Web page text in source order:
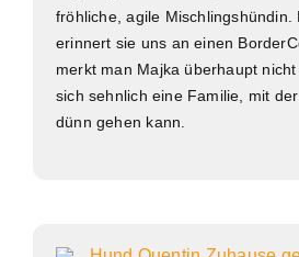
fröhliche, agile Mischlingshündin.
erinnert sie uns an einen
merkt man Majka überhaupt
sich sehnlich eine Familie, mit
dünn gehen kann.